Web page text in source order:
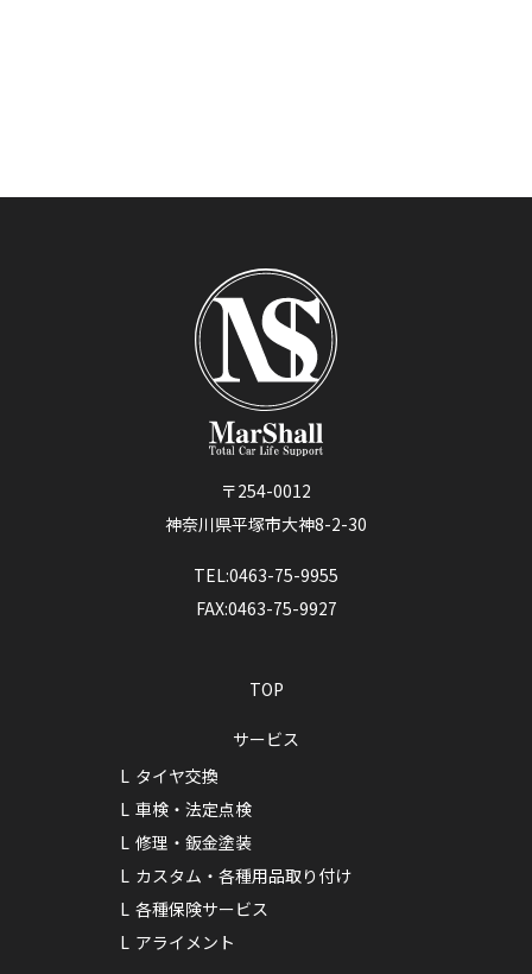
〒254-0012
神奈川県平塚市大神8-2-30
TEL:0463-75-9955
FAX:0463-75-9927
TOP
サービス
タイヤ交換
車検・法定点検
修理・鈑金塗装
カスタム・各種用品取り付け
各種保険サービス
アライメント